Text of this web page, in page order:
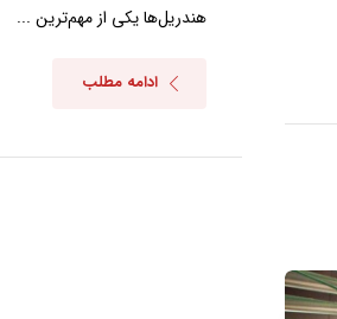
هندریل‌ها یکی از مهم‌ترین ...
ادامه مطلب